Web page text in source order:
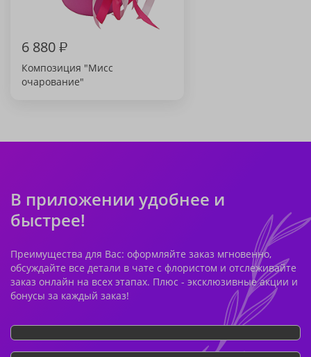
6 880₽
Композиция "Мисс
очарование"
В приложении удобнее и
быстрее!
Преимущества для Вас: оформляйте заказ мгновенно,
обсуждайте все детали в чате с флористом и отслеживайте
заказ онлайн на всех этапах. Плюс - эксклюзивные акции и
бонусы за каждый заказ!